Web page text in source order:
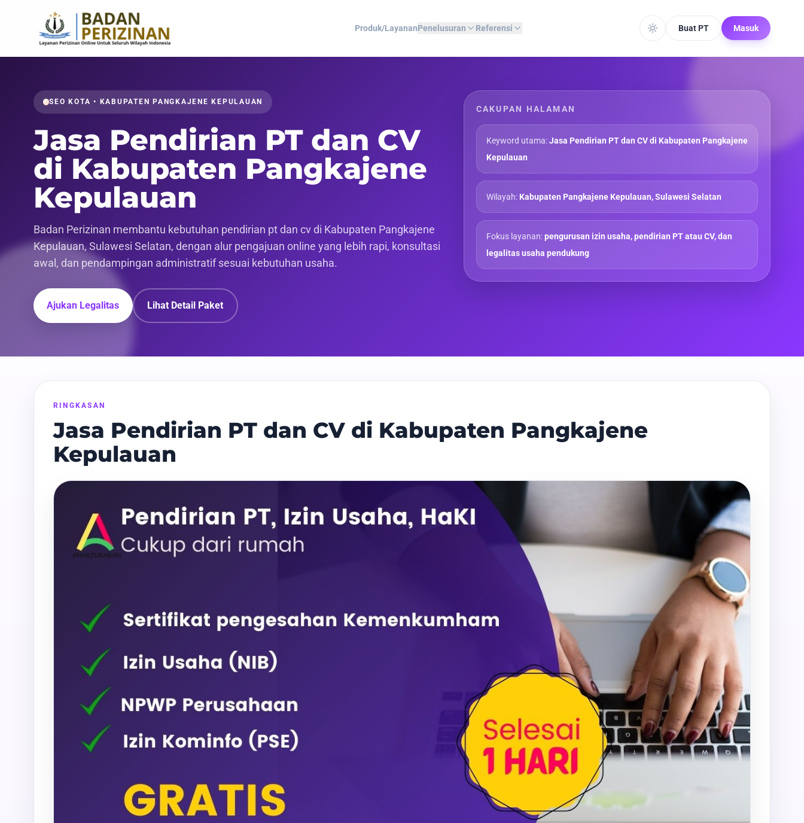
Produk/LayananPenelusuran Referensi Buat PT Masuk
SEO KOTA • KABUPATEN PANGKAJENE KEPULAUAN
Jasa Pendirian PT dan CV
di Kabupaten Pangkajene
Kepulauan
Badan Perizinan membantu kebutuhan pendirian pt dan cv di Kabupaten Pangkajene
Kepulauan, Sulawesi Selatan, dengan alur pengajuan online yang lebih rapi, konsultasi
awal, dan pendampingan administratif sesuai kebutuhan usaha.
Ajukan Legalitas Lihat Detail Paket
CAKUPAN HALAMAN
Keyword utama:Jasa Pendirian PT dan CV di Kabupaten Pangkajene
Kepulauan
Wilayah: Kabupaten Pangkajene Kepulauan, Sulawesi Selatan
Fokus layanan:pengurusan izin usaha, pendirian PT atau CV, dan
legalitas usaha pendukung
RINGKASAN
Jasa Pendirian PT dan CV di Kabupaten Pangkajene
Kepulauan